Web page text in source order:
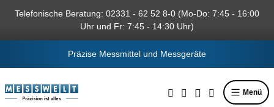
springen
Telefonische Beratung: 02331 - 62 52 8-0 (Mo-Do: 7:45 - 16:00
Uhr und Fr: 7:45 - 14:30 Uhr)
Präzise Messmittel und Messgeräte
Menü